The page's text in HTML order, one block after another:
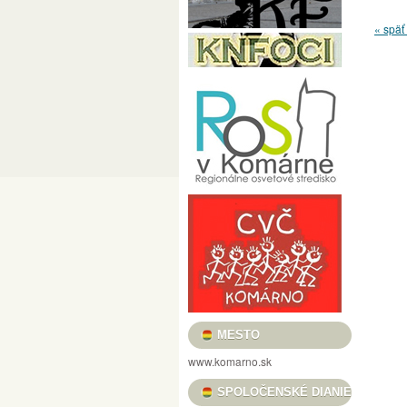
PRED MÉTOU / LÁSZLÓ POMOTHY /
FILMOVÝ KLUB VASMACSKA
USMIEVAVÉ VLČIE MAKY, VOŇAVÉ
„REŤAZE MENTIEK, KTORÉ SPÁJAJÚ“ /
HRADNÉ TRHOVISKO BOROSTYÁN
KULTÚRA PRE DETI
KOMÁRŇANSKÉ DNI – KOMÁROMI NAPOK
DUNA MENTI MÚZEUM BARÁTI KÖRE
VERNISÁŽ VÝSTAVY ALFOLDI RÓBERT
NOČNÉ PRELIADKY PEVNOSŤOU –
MESTSKÉ KULTÚRNE STREDISKO
GALÉRIA LIMES KNIŽNICA JÓZSEFA
II. RAJZPÁLYÁZAT A SZLOVÁKIAI
MESTO
www.komarno.sk
SPOLOČENSKÉ DIANIE
«